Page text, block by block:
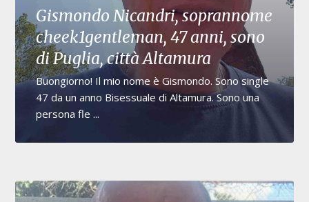
Gismondo Nicandri, soprannome
cheek1gentleman, 47 anni, sono
di Puglia, città Altamura
Buongiorno! Il mio nome è Gismondo. Sono single
47 da un anno Bisessuale di Altamura. Sono una
persona fle ...